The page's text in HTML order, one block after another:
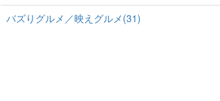
バズりグルメ／映えグルメ(31)